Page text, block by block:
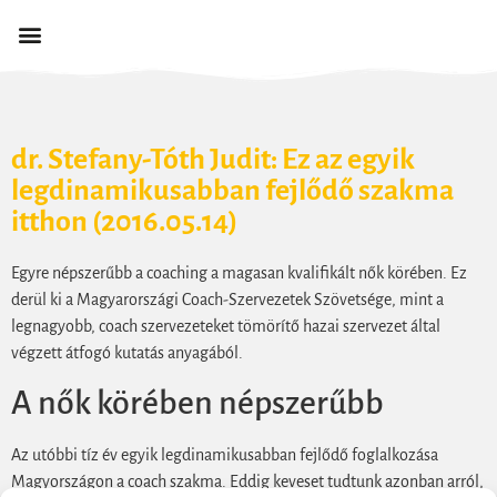
dr. Stefany-Tóth Judit: Ez az egyik
legdinamikusabban fejlődő szakma
itthon (2016.05.14)
Egyre népszerűbb a coaching a magasan kvalifikált nők körében. Ez
derül ki a Magyarországi Coach-Szervezetek Szövetsége, mint a
legnagyobb, coach szervezeteket tömörítő hazai szervezet által
végzett átfogó kutatás anyagából.
A nők körében népszerűbb
Az utóbbi tíz év egyik legdinamikusabban fejlődő foglalkozása
Magyországon a coach szakma. Eddig keveset tudtunk azonban arról,